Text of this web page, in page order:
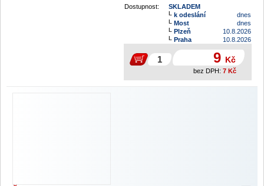
Dostupnost:
SKLADEM
k odeslání
dnes
Most
dnes
Plzeň
10.8.2026
Praha
10.8.2026
9 Kč
bez DPH: 7 Kč